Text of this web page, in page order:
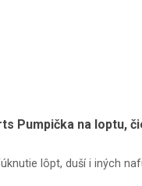
Pumpička na loptu,
lôpt, duší i iných